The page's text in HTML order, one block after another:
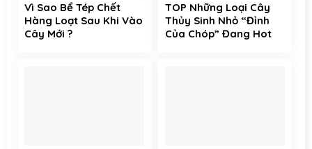
Vì Sao Bể Tép Chết
Hàng Loạt Sau Khi Vào
Cây Mới ?
TOP Những Loại Cây
Thủy Sinh Nhỏ “Đỉnh
Của Chóp” Đang Hot